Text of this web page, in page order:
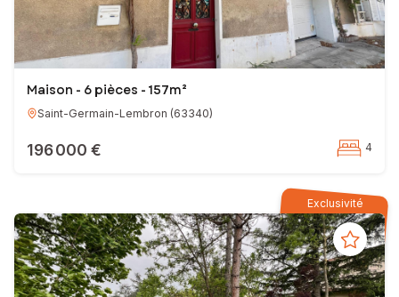
Maison - 6 pièces - 157m²
Saint-Germain-Lembron (63340)
196 000 € 4
Exclusivité